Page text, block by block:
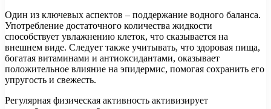
Один из ключевых аспектов – поддержание водного баланса.
Употребление достаточного количества жидкости
способствует увлажнению клеток, что сказывается на
внешнем виде. Следует также учитывать, что здоровая пища,
богатая витаминами и антиоксидантами, оказывает
положительное влияние на эпидермис, помогая сохранить его
упругость и свежесть.
Регулярная физическая активность активизирует